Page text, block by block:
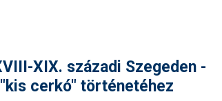
XIX. századi Szegeden -
cerkó" történetéhez